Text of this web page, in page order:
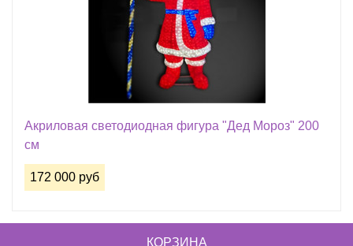
Акриловая светодиодная фигура "Дед Мороз" 200
см
172 000 руб
КОРЗИНА